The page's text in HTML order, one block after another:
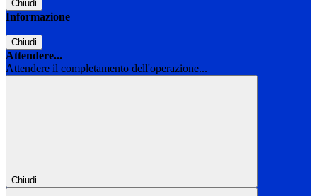
Chiudi
Informazione
Chiudi
Attendere...
Attendere il completamento dell'operazione...
Chiudi